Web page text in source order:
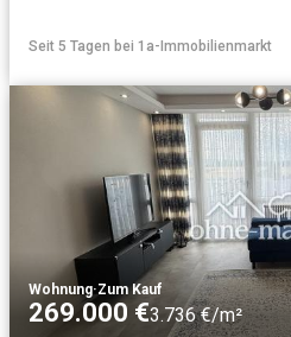
Seit 5 Tagen bei 1a-Immobilienmarkt
Wohnung·Zum Kauf
269.000 €3.736 €/m²